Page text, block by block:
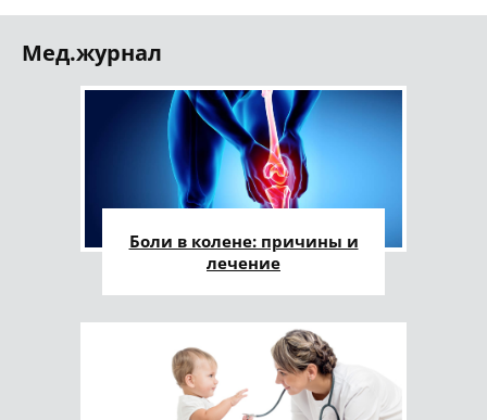
Мед.журнал
Боли в колене: причины и
лечение